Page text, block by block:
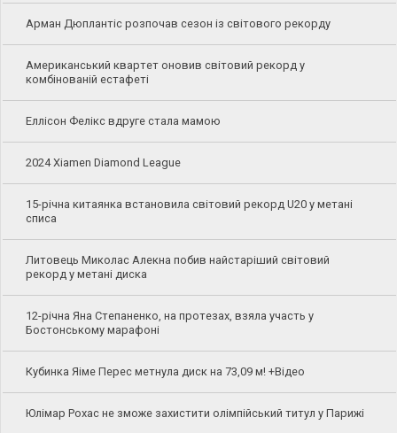
Арман Дюплантіс розпочав сезон із світового рекорду
Американський квартет оновив світовий рекорд у
комбінованій естафеті
Еллісон Фелікс вдруге стала мамою
2024 Xiamen Diamond League
15-річна китаянка встановила світовий рекорд U20 у метані
списа
Литовець Миколас Алекна побив найстаріший світовий
рекорд у метані диска
12-річна Яна Степаненко, на протезах, взяла участь у
Бостонському марафоні
Кубинка Яіме Перес метнула диск на 73,09 м! +Відео
Юлімар Рохас не зможе захистити олімпійський титул у Парижі